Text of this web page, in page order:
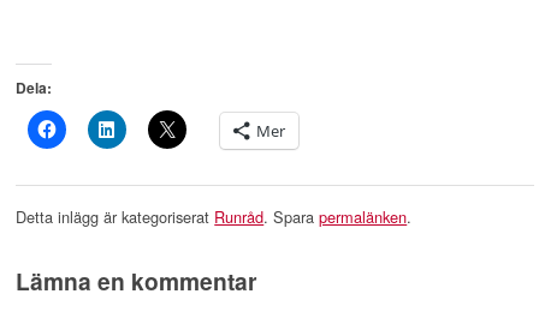
Dela:
Mer
Detta inlägg är kategoriserat Runråd. Sparapermalänken.
Lämna en kommentar